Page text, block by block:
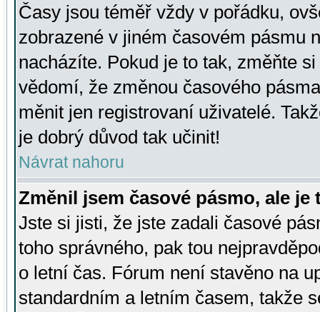
Časy jsou téměř vždy v pořádku,
zobrazené v jiném časovém pásmu
nacházíte. Pokud je to tak, změňte
vědomí, že změnou časového
měnit jen registrovaní uživatelé.
je dobrý důvod tak učinit!
Návrat nahoru
Změnil jsem časové pásmo, ale je
Jste si jisti, že jste zadali časové
toho správného, pak tou
o letní čas. Fórum není stavěno na
standardním a letním časem, takže